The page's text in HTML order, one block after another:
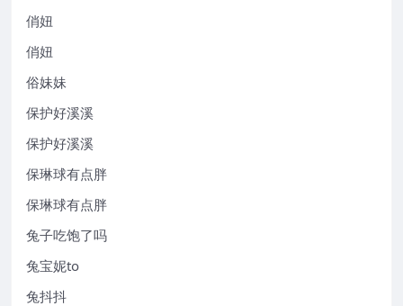
俏妞
俏妞
俗妹妹
保护好溪溪
保护好溪溪
保琳球有点胖
保琳球有点胖
兔子吃饱了吗
兔宝妮to
兔抖抖